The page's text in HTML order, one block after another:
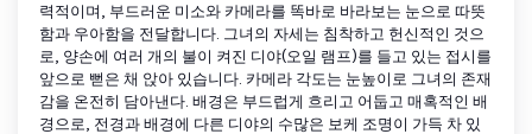
력적이며, 부드러운 미소와 카메라를 똑바로 바라보는 눈으로 따뜻
함과 우아함을 전달합니다. 그녀의 자세는 침착하고 헌신적인 것으
로, 양손에 여러 개의 불이 켜진 디야(오일 램프)를 들고 있는 접시를
앞으로 뻗은 채 앉아 있습니다. 카메라 각도는 눈높이로 그녀의 존재
감을 온전히 담아낸다. 배경은 부드럽게 흐리고 어둡고 매혹적인 배
경으로, 전경과 배경에 다른 디야의 수많은 보케 조명이 가득 차 있